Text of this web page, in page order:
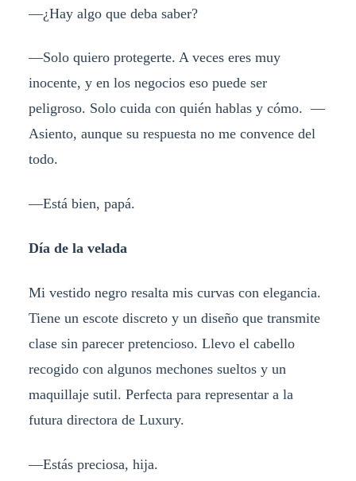
—¿Hay algo que deba saber?
—Solo quiero protegerte. A veces eres muy
inocente, y en los negocios eso puede ser
peligroso. Solo cuida con quién hablas y cómo. —
Asiento, aunque su respuesta no me convence del
todo.
—Está bien, papá.
Día de la velada
Mi vestido negro resalta mis curvas con elegancia.
Tiene un escote discreto y un diseño que transmite
clase sin parecer pretencioso. Llevo el cabello
recogido con algunos mechones sueltos y un
maquillaje sutil. Perfecta para representar a la
futura directora de Luxury.
—Estás preciosa, hija.